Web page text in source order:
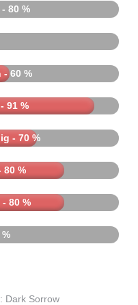
80 %
- 60 %
91 %
- 70 %
80 %
80 %
Dark Sorrow